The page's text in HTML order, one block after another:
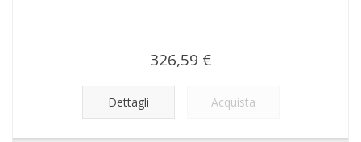
326,59 €
Dettagli Acquista